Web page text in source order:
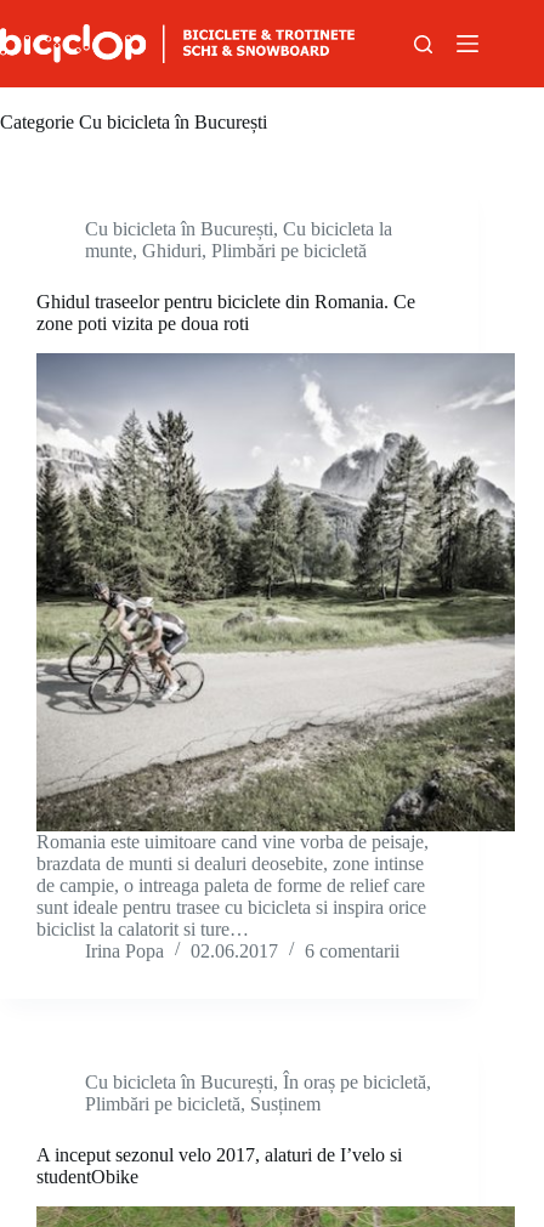
Categorie Cu bicicleta în București
Cu bicicleta în București, Cu bicicleta la
munte, Ghiduri, Plimbări pe bicicletă
Ghidul traseelor pentru biciclete din Romania. Ce
zone poti vizita pe doua roti
Romania este uimitoare cand vine vorba de peisaje,
brazdata de munti si dealuri deosebite, zone intinse
de campie, o intreaga paleta de forme de relief care
sunt ideale pentru trasee cu bicicleta si inspira orice
biciclist la calatorit si ture…
Irina Popa
02.06.2017 6 comentarii
Cu bicicleta în București, În oraș pe bicicletă,
Plimbări pe bicicletă, Susținem
A inceput sezonul velo 2017, alaturi de I’velo si
studentObike